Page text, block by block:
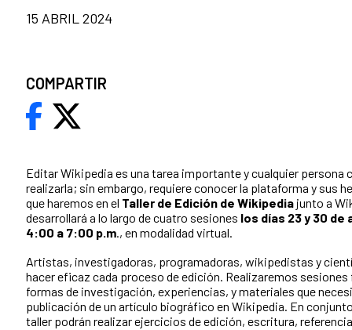
Editar Wikipedia es una tarea importante y cualquier persona
realizarla; sin embargo, requiere conocer la plataforma y sus
que haremos en el Taller de Edición de Wikipedia junto a
desarrollará a lo largo de cuatro sesiones los días 23 y 30 de
4:00 a 7:00 p.m., en modalidad virtual.
Artistas, investigadoras, programadoras, wikipedistas y
hacer eficaz cada proceso de edición. Realizaremos
formas de investigación, experiencias, y materiales que
publicación de un artículo biográfico en Wikipedia. En
taller podrán realizar ejercicios de edición, escritura,
15 ABRIL 2024
COMPARTIR